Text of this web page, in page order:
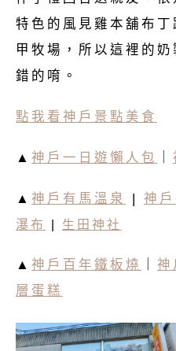
特色的風見雞本舖布丁
甲牧場，所以這裡的
錯的唷。
點我看神戶景點美食
▲ 神戶一日遊懶人包
▲ 神戶有馬溫泉 | 神
瀑布
生田神社
▲ 神戶百年鐵板燒 神
層蛋糕